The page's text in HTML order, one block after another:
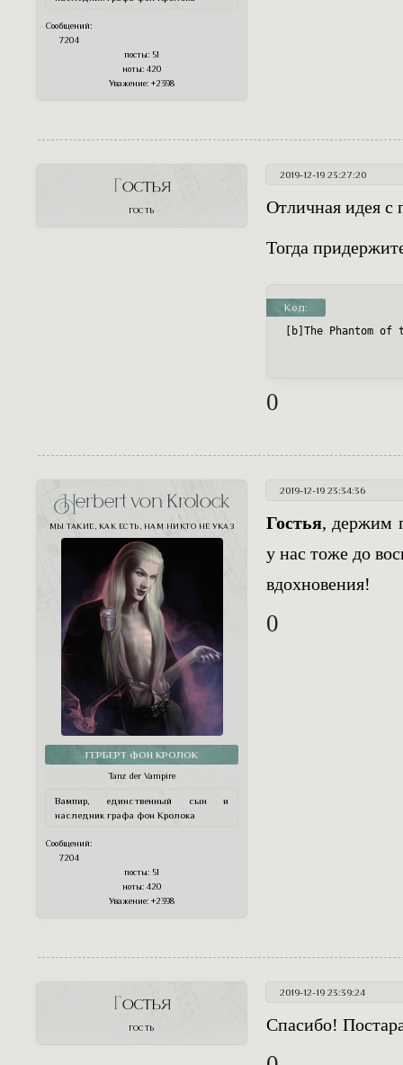
Сообщений:
7204
посты: 51
ноты:420
Уважение: +2398
2019-12-19 23:27:20
Гостья
ГОСТЬ Отличная идея с
Тогда
Код:
[b]The Phantom
0
2019-12-19 23:34:36
Herbert von Krolock
МЫ ТАКИЕ, КАК ЕСТЬ, НАМ НИКТО НЕ УКАЗ
ГЕРБЕРТ ФОН КРОЛОК
Tanz der Vampire
Вампир, единственный сын и
наследник графа фон Кролока
Сообщений:
7204
посты: 51
ноты:420
Уважение: +2398
Гостья, держим
у нас тоже до
вдохновения!
0
2019-12-19 23:39:24
Гостья
ГОСТЬ Спасибо!